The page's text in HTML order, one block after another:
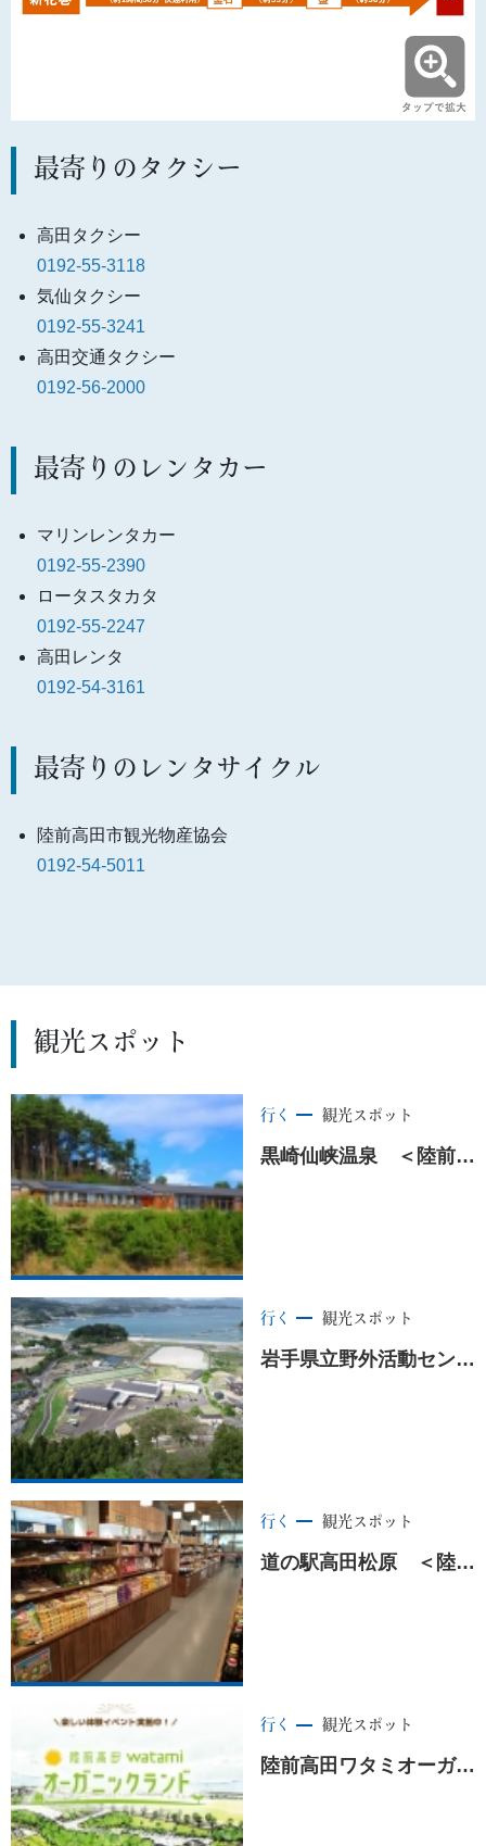
最寄りのタクシー
高田タクシー
0192-55-3118
気仙タクシー
0192-55-3241
高田交通タクシー
0192-56-2000
最寄りのレンタカー
マリンレンタカー
0192-55-2390
ロータスタカタ
0192-55-2247
高田レンタ
0192-54-3161
最寄りのレンタサイクル
陸前高田市観光物産協会
0192-54-5011
観光スポット
行く 観光スポット
黒崎仙峡温泉 ＜陸前高田市＞
行く 観光スポット
岩手県立野外活動センター ＜陸前高田市＞
行く 観光スポット
道の駅高田松原 ＜陸前高田市＞
行く 観光スポット
陸前高田ワタミオーガニックランド ＜陸前高田市＞